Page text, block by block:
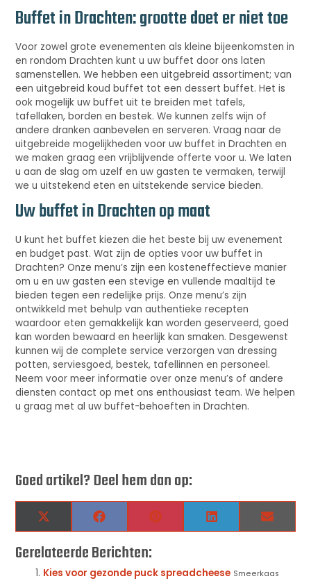
Buffet in Drachten: grootte doet er niet toe
Voor zowel grote evenementen als kleine bijeenkomsten in
en rondom Drachten kunt u uw buffet door ons laten
samenstellen. We hebben een uitgebreid assortiment; van
een uitgebreid koud buffet tot een dessert buffet. Het is
ook mogelijk uw buffet uit te breiden met tafels,
tafellaken, borden en bestek. We kunnen zelfs wijn of
andere dranken aanbevelen en serveren. Vraag naar de
uitgebreide mogelijkheden voor uw buffet in Drachten en
we maken graag een vrijblijvende offerte voor u. We laten
u aan de slag om uzelf en uw gasten te vermaken, terwijl
we u uitstekend eten en uitstekende service bieden.
Uw buffet in Drachten op maat
U kunt het buffet kiezen die het beste bij uw evenement
en budget past. Wat zijn de opties voor uw buffet in
Drachten? Onze menu’s zijn een kosteneffectieve manier
om u en uw gasten een stevige en vullende maaltijd te
bieden tegen een redelijke prijs. Onze menu’s zijn
ontwikkeld met behulp van authentieke recepten
waardoor eten gemakkelijk kan worden geserveerd, goed
kan worden bewaard en heerlijk kan smaken. Desgewenst
kunnen wij de complete service verzorgen van dressing
potten, serviesgoed, bestek, tafellinnen en personeel.
Neem voor meer informatie over onze menu’s of andere
diensten contact op met ons enthousiast team. We helpen
u graag met al uw buffet-behoeften in Drachten.
Goed artikel? Deel hem dan op:
X
(Twitter)
Facebook Pinterest LinkedIn Email
Gerelateerde Berichten:
Kies voor gezonde puck spreadcheese Smeerkaas